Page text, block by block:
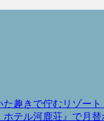
た趣きで佇むリゾー
テル河鹿荘』で月